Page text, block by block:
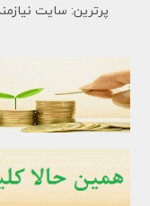
پرترین: سایت